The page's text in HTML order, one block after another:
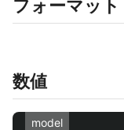
フォーマット
数値
model